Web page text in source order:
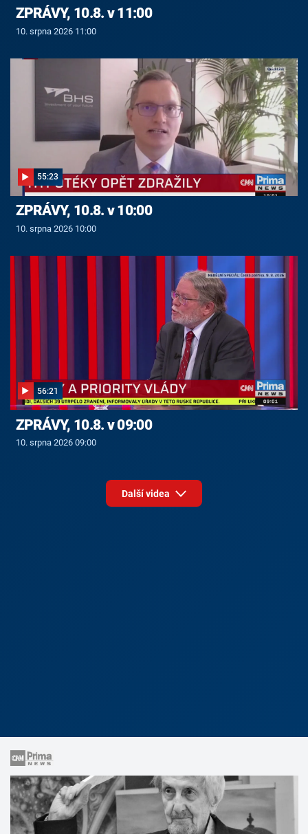
ZPRÁVY, 10.8. v 11:00
10. srpna 2026 11:00
55:23
ZPRÁVY, 10.8. v 10:00
10. srpna 2026 10:00
56:21
ZPRÁVY, 10.8. v 09:00
10. srpna 2026 09:00
Další videa